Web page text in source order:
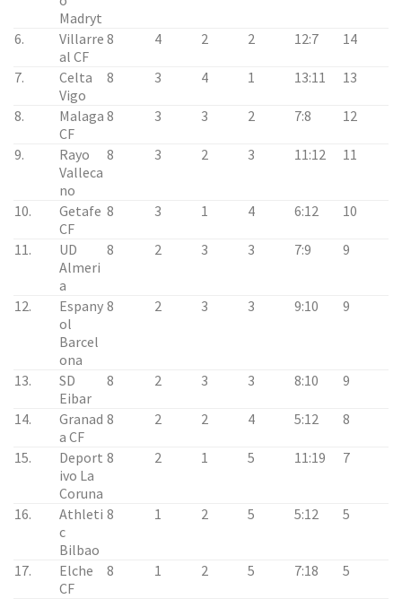
Madryt
6.
Villarre
al CF
8 4 2 2 12:7 14
7.
Celta
Vigo
8 3 4 1 13:11 13
8.
Malaga
CF
8 3 3 2 7:8 12
9.
Rayo
Valleca
no
8 3 2 3 11:12 11
10.
Getafe
CF
8 3 1 4 6:12 10
11.
UD
Almeri
a
8 2 3 3 7:9 9
12.
Espany
ol
Barcel
ona
8 2 3 3 9:10 9
13.
SD
Eibar
8 2 3 3 8:10 9
14.
Granad
a CF
8 2 2 4 5:12 8
15.
Deport
ivo La
Coruna
8 2 1 5 11:19 7
16.
Athleti
c
Bilbao
8 1 2 5 5:12 5
17.
Elche
CF
8 1 2 5 7:18 5